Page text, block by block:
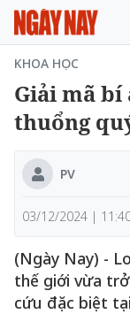
KHOA HỌC
Giải mã bí
thuổng
PV
03/12/2024 |
(Ngày Nay) -
thế giới vừa
cứu đặc biệt